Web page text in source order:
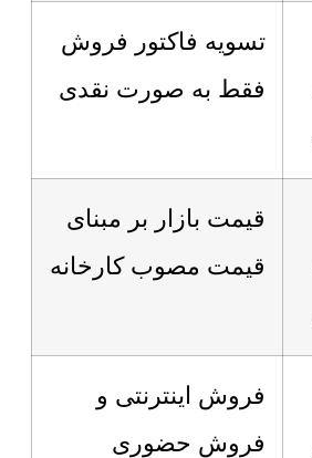
تسویه فاکتور فروش
فقط به صورت نقدی
قیمت بازار بر مبنای
قیمت مصوب کارخانه
فروش اینترنتی و
فروش حضوری